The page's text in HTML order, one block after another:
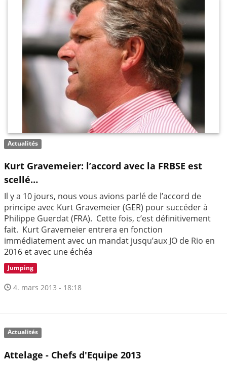
Actualités
Kurt Gravemeier: l’accord avec la FRBSE est
scellé…
Il y a 10 jours, nous vous avions parlé de l’accord de
principe avec Kurt Gravemeier (GER) pour succéder à
Philippe Guerdat (FRA). Cette fois, c’est définitivement
fait. Kurt Gravemeier entrera en fonction
immédiatement avec un mandat jusqu’aux JO de Rio en
2016 et avec une échéa
Jumping
4. mars 2013 - 18:18
Actualités
Attelage - Chefs d'Equipe 2013